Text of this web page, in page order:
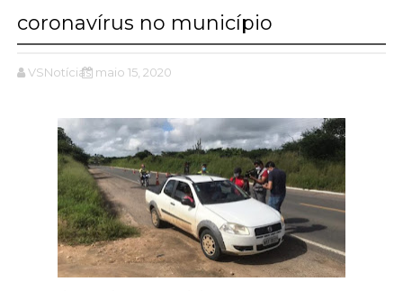
coronavírus no município
VSNotícias maio 15, 2020